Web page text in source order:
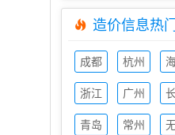
造价信息热
成都
信息
杭州
信息
浙江
信息
广州
信息
青岛
常州